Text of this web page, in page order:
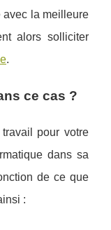
avec la meilleure
alors solliciter
.
ce cas ?
pour votre
dans sa
de ce que
: